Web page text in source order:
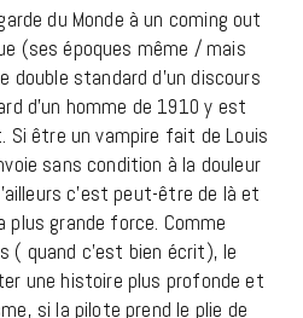
du Monde à un coming out
(ses époques même / mais
double standard d’un discours
d’un homme de 1910 y est
Si être un vampire fait de Louis
sans condition à la douleur
c’est peut-être de là et
plus grande force. Comme
( quand c’est bien écrit), le
une histoire plus profonde et
si la pilote prend le plie de